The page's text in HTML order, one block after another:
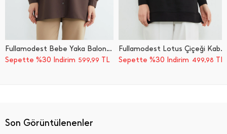
Fullamodest Bebe Yaka Balon Kol Tunik
Sepette %30 İndirim 599,99 TL
Fullamodest Lotus Çiçeği Kabartmalı Oversize Tunik
Sepette %30 İndirim 499,98 TL
Son Görüntülenenler